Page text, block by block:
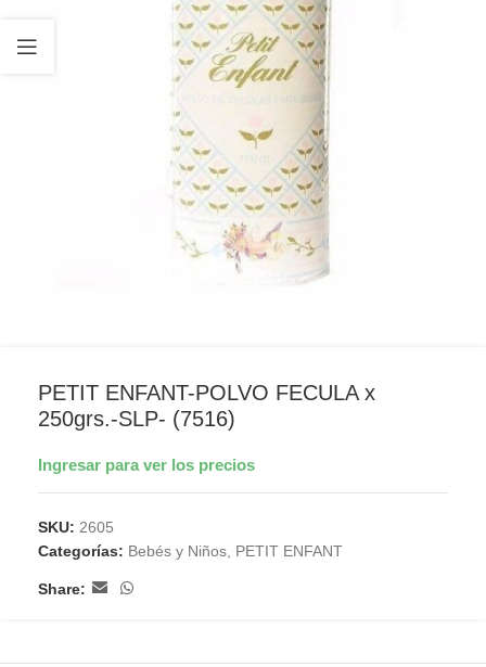
PETIT ENFANT-POLVO FECULA x
250grs.-SLP- (7516)
Ingresar para ver los precios
SKU: 2605
Categorías: Bebés y Niños PETIT ENFANT
Share: